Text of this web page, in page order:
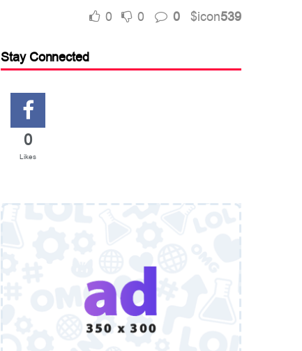
0 0 0 $icon539
Stay Connected
0
Likes